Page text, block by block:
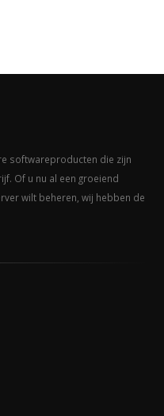
softwareproducten die zijn
Of u nu al een groeiend
wilt beheren, wij hebben de